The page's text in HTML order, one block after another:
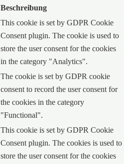
Beschreibung
This cookie is set by GDPR Cookie
Consent plugin. The cookie is used to
store the user consent for the cookies
in the category "Analytics".
The cookie is set by GDPR cookie
consent to record the user consent for
the cookies in the category
"Functional".
This cookie is set by GDPR Cookie
Consent plugin. The cookies is used to
store the user consent for the cookies